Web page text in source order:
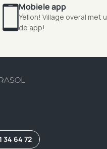
Mobiele app
Yelloh! Village overal met
de app!
34 64 72